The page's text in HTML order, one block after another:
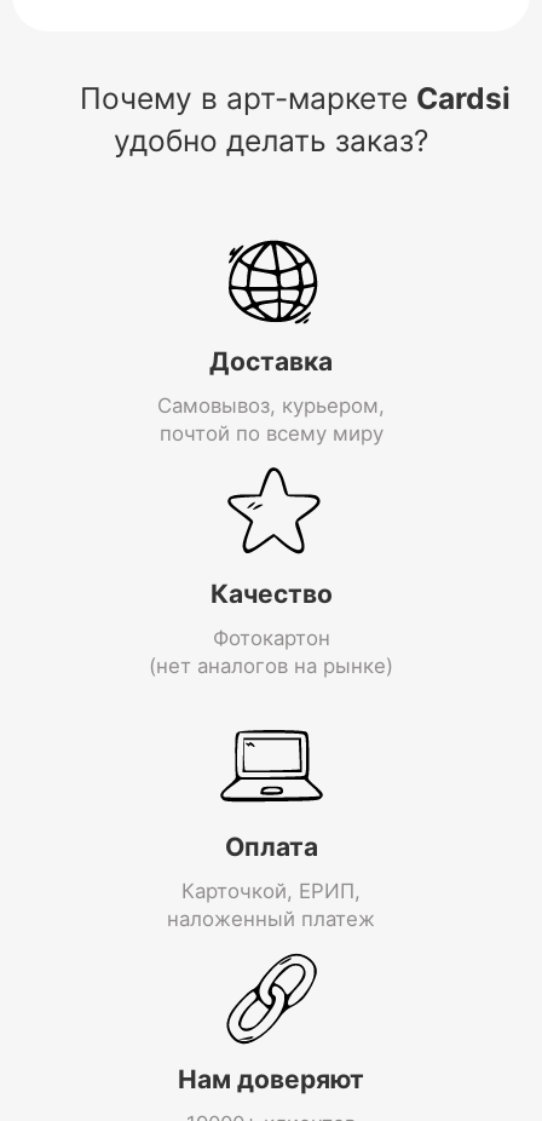
Почему в арт-маркете Cardsi
удобно делать заказ?
Доставка
Самовывоз, курьером,
почтой по всему миру
Качество
Фотокартон
(нет аналогов на рынке)
Оплата
Карточкой, ЕРИП,
наложенный платеж
Нам доверяют